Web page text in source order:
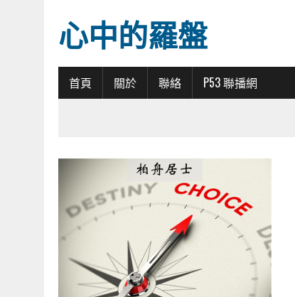
心中的羅盤
首頁 關於 聯絡 P53 聯播網